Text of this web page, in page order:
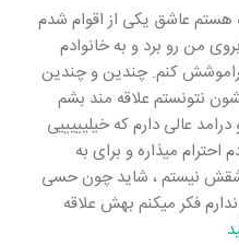
بخیر من دختر 26 ساله هستم عاشق یکی از اقوام شدم
من رو برد و به خانوادم
کنم. چندین و چندین
نتونستم علاقه مند بشم
عالی دارم که خیلیییییی
میذاره و برای به
نیستم ، شاید چون حسی
فکر میکنم بهش علاقه